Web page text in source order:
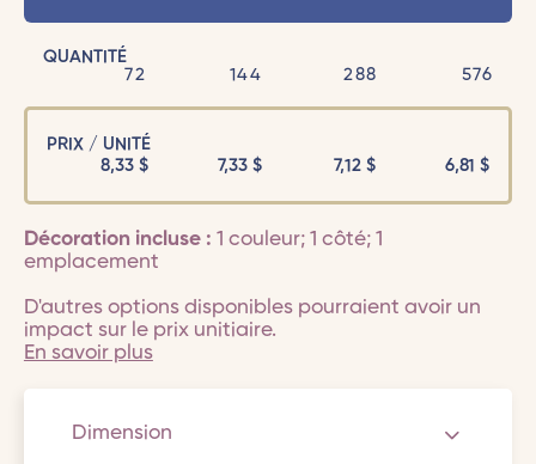
QUANTITÉ
72
144 288 576
PRIX / UNITÉ
8,33 $ 7,33$ 7,12$ 6,81$
Décoration incluse : 1 couleur; 1 côté; 1
emplacement
D'autres options disponibles pourraient avoir un
impact sur le prix unitiaire.
En savoir plus
Dimension